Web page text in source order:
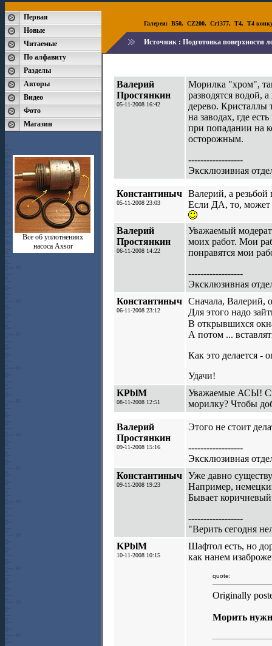
Первая
Новые
Читаемые
По алфавиту
Разделы
Авторы
Видео
Фото
Магазин
Все об уплотнениях
насоса Axsor
Галереи: B50, CZ200, Cr1377, T4, T4
Источник : Подготовка поверхности
Валерий
Простянкин
05-11-2008 16:42
Морилка "хром",
разводятся водой,
дерево. Кристаллы
на заводах, где
при попадании на
осторожным.
------------------
Эксклюзивная
Константиныч
05-11-2008 23:03
Валерий, а резьбой
Если ДА, то, может
Валерий
Простянкин
06-11-2008 14:22
Уважаемый
моих работ. Мои
понравятся мои
------------------
Эксклюзивная
Константиныч
06-11-2008 23:12
Сначала, Валерий,
Для этого надо
В открывшихся
А потом ...
Как это делается -
Удачи!
KPblM
08-11-2008 12:51
Уважаемые АСЫ!
морилку? Чтобы
Валерий
Простянкин
09-11-2008 15:16
Этого не стоит
------------------
Эксклюзивная
Константиныч
09-11-2008 19:23
Уже давно
Например,
Бывает
------------------
"Верить сегодня
KPblM
10-11-2008 10:15
Шафтол есть, но
как нанем
quote:
Originally
Морить